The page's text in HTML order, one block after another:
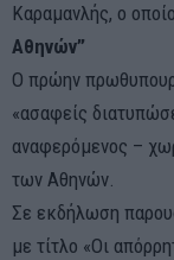
Καραμανλής, ο
Αθηνών”
Ο πρώην
«ασαφείς
αναφερόμενος –
των Αθηνών.
Σε εκδήλωση
με τίτλο «Οι